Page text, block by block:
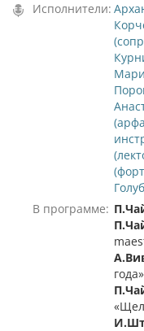
Исполнители:
В программе:
года»